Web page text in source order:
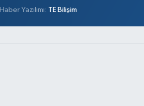
Haber Yazılımı: TE Bilişim